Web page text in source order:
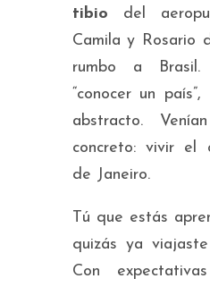
tibio del
Camila y Rosario
rumbo a
“conocer un
abstracto.
concreto: vivir el
de Janeiro.
Tú que estás
quizás ya
Con